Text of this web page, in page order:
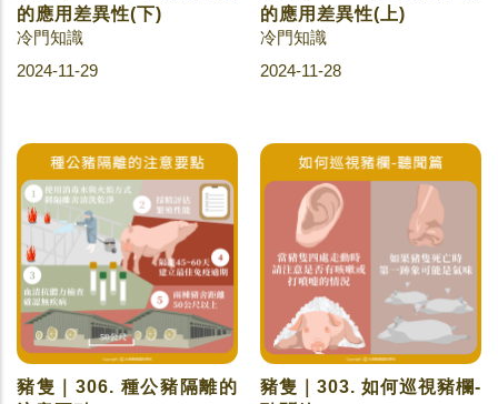
的應用差異性(下)
冷門知識
2024-11-29
的應用差異性(上)
冷門知識
2024-11-28
豬隻｜306. 種公豬隔離的
豬隻｜303. 如何巡視豬欄-